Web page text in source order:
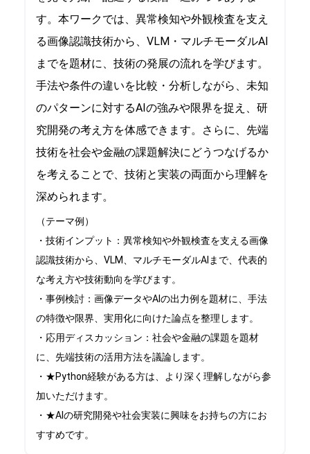
す。本ワークでは、異常検知や外観検査を支え
る画像認識技術から、VLM・マルチモーダルAI
までを題材に、技術の発展の流れを学びます。
手法や条件の違いを比較・分析しながら、未知
のパターンに対するAIの強みや限界を捉え、研
究開発の考え方を体感できます。さらに、先端
技術を社会や金融の課題解決にどうつなげるか
を考えることで、技術と実装の両面から理解を
深められます。
（テーマ例）
・技術インプット：異常検知や外観検査を支える画像
認識技術から、VLM、マルチモーダルAIまで、代表的
な考え方や技術動向を学びます。
・事例検討：画像データやAIの出力例を題材に、手法
の特徴や限界、実用化に向けた論点を整理します。
・応用ディスカッション：社会や金融の課題を題材
に、先端技術の活用方法を議論します。
・★Python経験がある方は、より深く理解しながら参
加いただけます。
・★AIの研究開発や社会実装に興味をお持ちの方にお
すすめです。